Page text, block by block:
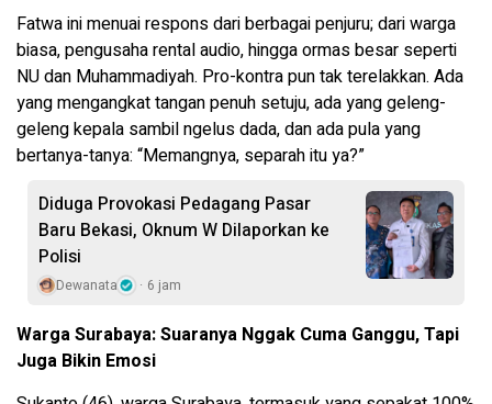
Fatwa ini menuai respons dari berbagai penjuru; dari warga
biasa, pengusaha rental audio, hingga ormas besar seperti
NU dan Muhammadiyah. Pro-kontra pun tak terelakkan. Ada
yang mengangkat tangan penuh setuju, ada yang geleng-
geleng kepala sambil ngelus dada, dan ada pula yang
bertanya-tanya: “Memangnya, separah itu ya?”
Diduga Provokasi Pedagang Pasar
Baru Bekasi, Oknum W Dilaporkan ke
Polisi
Dewanata 6 jam
Warga Surabaya: Suaranya Nggak Cuma Ganggu, Tapi
Juga Bikin Emosi